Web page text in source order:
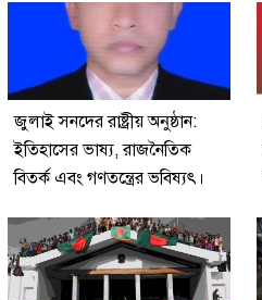
জুলাই সনদের রাষ্ট্রীয় অনুষ্ঠান:
ইতিহাসের ভাষ্য, রাজনৈতিক
বিতর্ক এবং গণতন্ত্রের ভবিষ্যৎ।